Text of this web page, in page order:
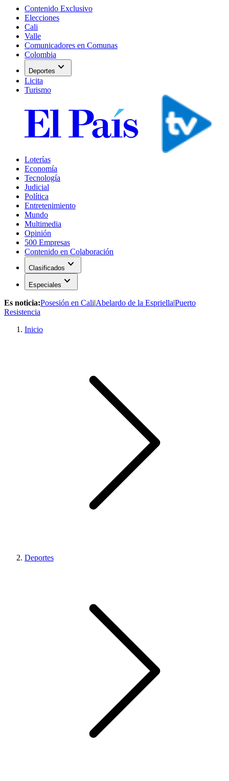
Contenido Exclusivo
Elecciones
Cali
Valle
Comunicadores en Comunas
Colombia
Deportes expand_more
Licita
Turismo
Loterías
Economía
Tecnología
Judicial
Política
Entretenimiento
Mundo
Multimedia
Opinión
500 Empresas
Contenido en Colaboración
Clasificados expand_more
Especiales expand_more
Es noticia:Posesión en Cali|Abelardo de la Espriella|Puerto
Resistencia
Inicio
Deportes